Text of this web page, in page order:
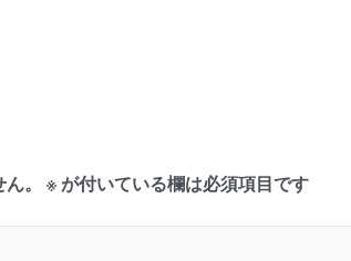
。 ※ が付いている欄は必須項目です